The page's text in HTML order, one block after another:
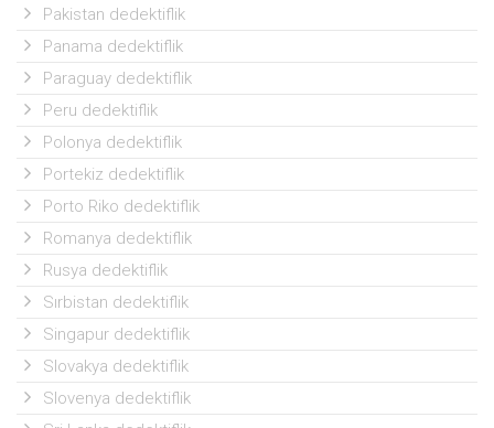
Pakistan dedektiflik
Panama dedektiflik
Paraguay dedektiflik
Peru dedektiflik
Polonya dedektiflik
Portekiz dedektiflik
Porto Riko dedektiflik
Romanya dedektiflik
Rusya dedektiflik
Sırbistan dedektiflik
Singapur dedektiflik
Slovakya dedektiflik
Slovenya dedektiflik